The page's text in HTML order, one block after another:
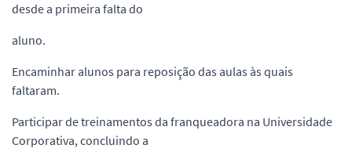
desde a primeira falta do
aluno.
Encaminhar alunos para reposição das aulas às quais
faltaram.
Participar de treinamentos da franqueadora na Universidade
Corporativa, concluindo a